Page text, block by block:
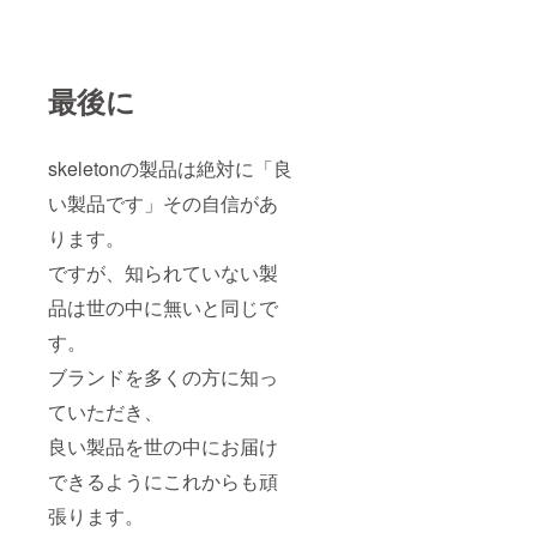
最後に
skeletonの製品は絶対に「良
い製品です」その自信があ
ります。
ですが、知られていない製
品は世の中に無いと同じで
す。
ブランドを多くの方に知っ
ていただき、
良い製品を世の中にお届け
できるようにこれからも頑
張ります。